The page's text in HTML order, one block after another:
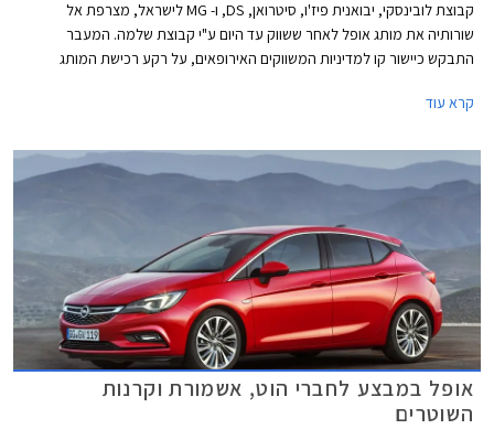
קבוצת לובינסקי, יבואנית פיז'ו, סיטרואן, DS, ו- MG לישראל, מצרפת אל
שורותיה את מותג אופל לאחר ששווק עד היום ע"י קבוצת שלמה. המעבר
התבקש כיישור קו למדיניות המשווקים האירופאים, על רקע רכישת המותג
קרא עוד
אופל במבצע לחברי הוט, אשמורת וקרנות
השוטרים